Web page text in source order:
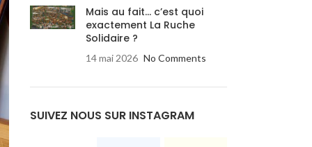
Mais au fait… c’est quoi
exactement La Ruche
Solidaire ?
14 mai 2026 No Comments
SUIVEZ NOUS SUR INSTAGRAM